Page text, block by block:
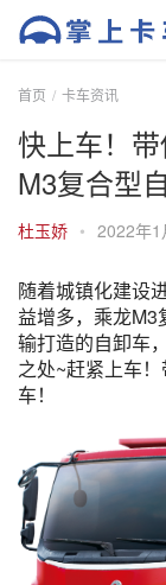
首页 卡车资讯
快上车！
M3复合型
杜玉娇 • 2022年1
随着城镇化建设
益增多，乘龙
输打造的自卸车
之处~赶紧上车
车！